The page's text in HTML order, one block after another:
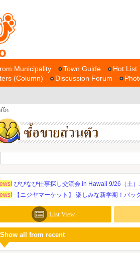
Municipality Town Guide Hot List
(Column) Discussion Forum
โก
びびなび仕事探し交流会 in Hawaii 9/26（土
【ニジヤマーケット】 楽しみな新学期！バッ
List View
Show all from recent